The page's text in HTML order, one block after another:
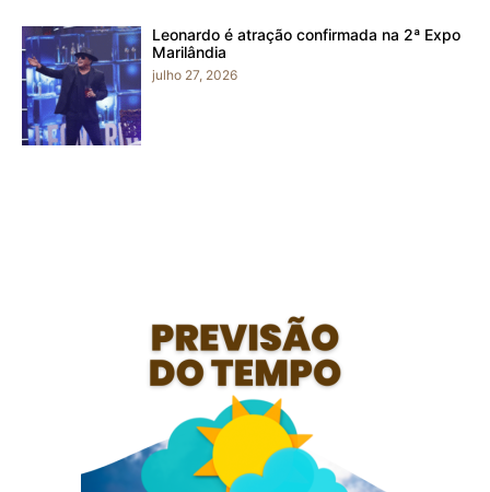
Leonardo é atração confirmada na 2ª Expo
Marilândia
julho 27, 2026